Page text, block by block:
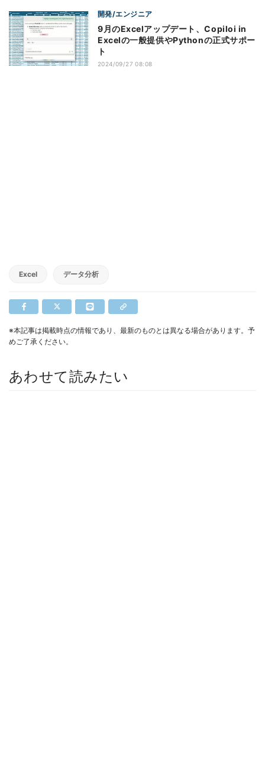
開発/エンジニア
9月のExcelアップデート、Copiloi in
Excelの一般提供やPythonの正式サポー
ト
2024/09/27 08:08
Excel データ分析
※本記事は掲載時点の情報であり、最新のものとは異なる場合があります。予
めご了承ください。
あわせて読みたい